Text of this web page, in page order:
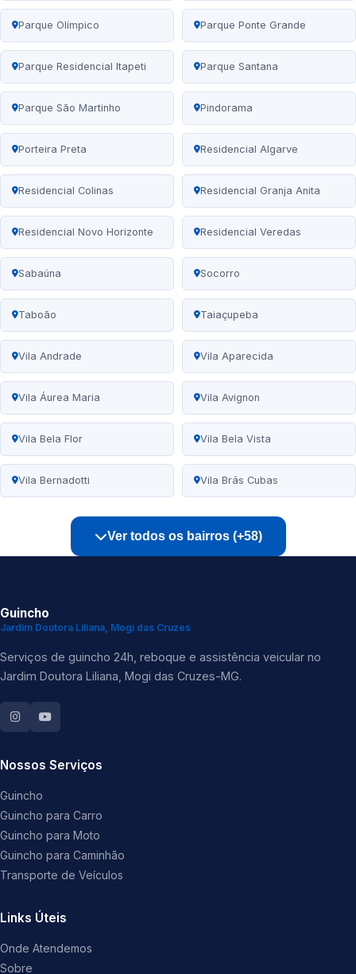
Parque Olímpico Parque Ponte Grande
Parque Residencial Itapeti Parque Santana
Parque São Martinho Pindorama
Porteira Preta Residencial Algarve
Residencial Colinas Residencial Granja Anita
Residencial Novo Horizonte Residencial Veredas
Sabaúna Socorro
Taboão Taiaçupeba
Vila Andrade Vila Aparecida
Vila Áurea Maria Vila Avignon
Vila Bela Flor Vila Bela Vista
Vila Bernadotti Vila Brás Cubas
Ver todos os bairros (+58)
Guincho
Jardim Doutora Liliana, Mogi das Cruzes
Serviços de guincho 24h, reboque e assistência veicular no
Jardim Doutora Liliana, Mogi das Cruzes-MG.
Nossos Serviços
Guincho
Guincho para Carro
Guincho para Moto
Guincho para Caminhão
Transporte de Veículos
Links Úteis
Onde Atendemos
Sobre